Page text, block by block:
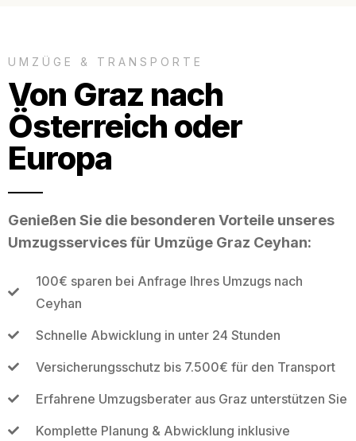
UMZÜGE & TRANSPORTE
Von Graz nach
Österreich oder
Europa
Genießen Sie die besonderen Vorteile unseres
Umzugsservices für Umzüge Graz Ceyhan:
100€ sparen bei Anfrage Ihres Umzugs nach
Ceyhan
Schnelle Abwicklung in unter 24 Stunden
Versicherungsschutz bis 7.500€ für den Transport
Erfahrene Umzugsberater aus Graz unterstützen Sie
Komplette Planung & Abwicklung inklusive